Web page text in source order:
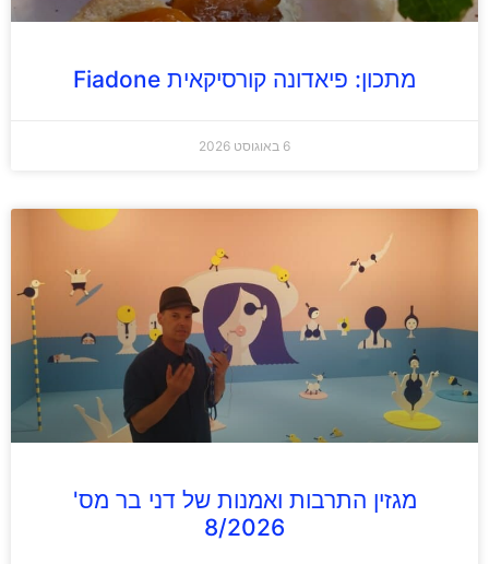
מתכון: פיאדונה קורסיקאית Fiadone
6 באוגוסט 2026
מגזין התרבות ואמנות של דני בר מס'
8/2026